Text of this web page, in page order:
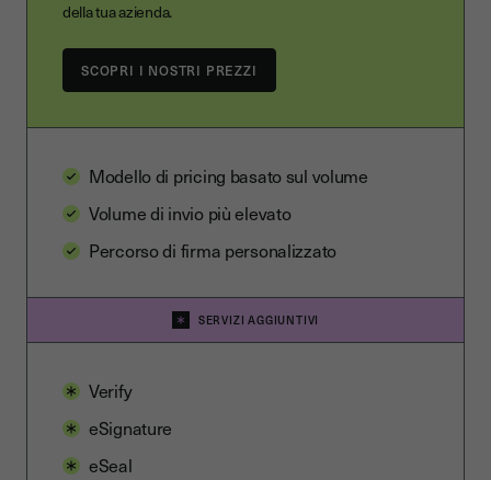
della tua azienda.
SCOPRI I NOSTRI PREZZI
Modello di pricing basato sul volume
Volume di invio più elevato
Percorso di firma personalizzato
SERVIZI AGGIUNTIVI
Verify
eSignature
eSeal